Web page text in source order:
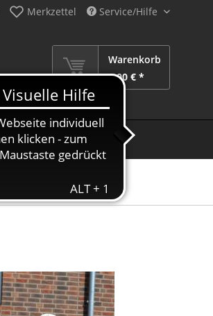
Merkzettel Service/Hilfe
Warenkorb
0,00 € *
Dekoration Sale %